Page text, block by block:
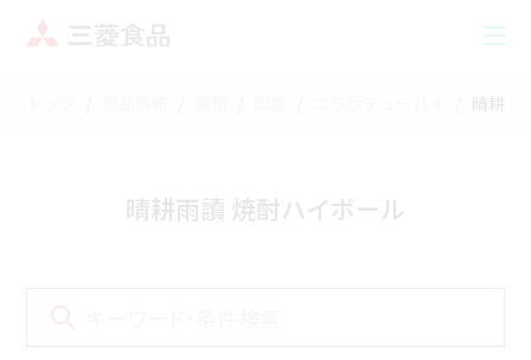
晴耕雨
晴耕雨讀 焼酎ハイボール